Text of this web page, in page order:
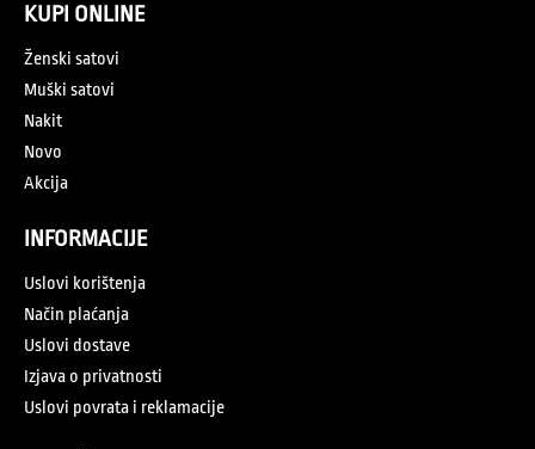
KUPI ONLINE
Ženski satovi
Muški satovi
Nakit
Novo
Akcija
INFORMACIJE
Uslovi korištenja
Način plaćanja
Uslovi dostave
Izjava o privatnosti
Uslovi povrata i reklamacije